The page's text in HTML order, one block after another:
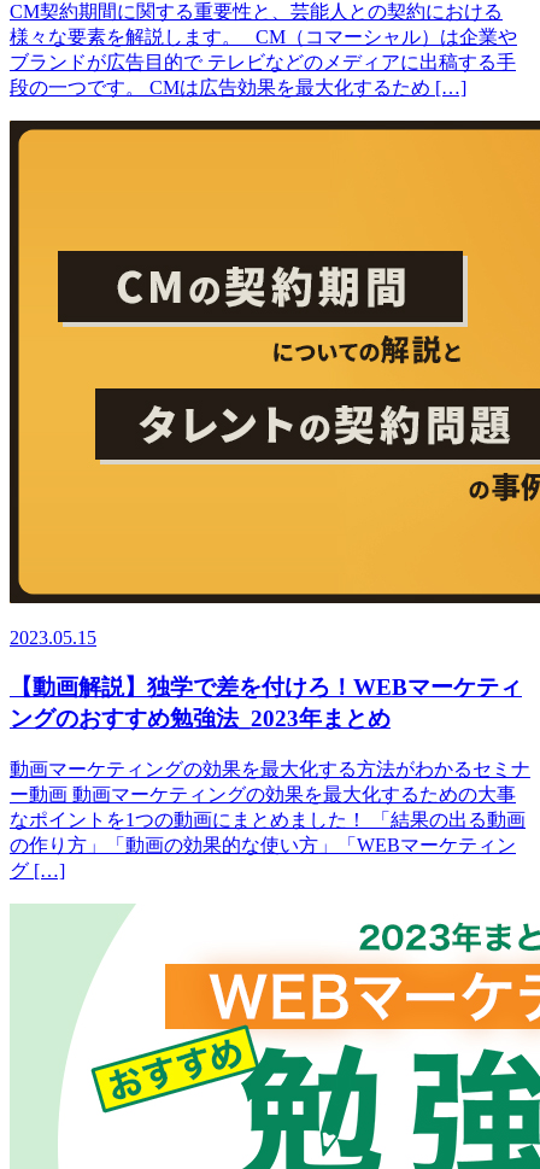
CM契約期間に関する重要性と、芸能人との契約における
様々な要素を解説します。 CM（コマーシャル）は企業や
ブランドが広告目的で テレビなどのメディアに出稿する手
段の一つです。 CMは広告効果を最大化するため […]
2023.05.15
【動画解説】独学で差を付けろ！WEBマーケティ
ングのおすすめ勉強法_2023年まとめ
動画マーケティングの効果を最大化する方法がわかるセミナ
ー動画 動画マーケティングの効果を最大化するための大事
なポイントを1つの動画にまとめました！ 「結果の出る動画
の作り方」「動画の効果的な使い方」「WEBマーケティン
グ […]